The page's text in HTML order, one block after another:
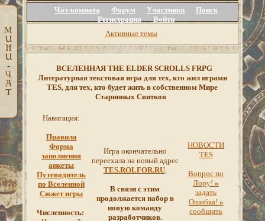
Чат-комната Форум Участники
Поиск
Регистрация
Войти
Активные темы
ВСЕЛЕННАЯ THE ELDER SCROLLS FRPG
Литературная текстовая игра для тех, кто жил играми
TES, для тех, кто будет жить в собственном Мире
Старинных Свитков
Навигация:
Правила
Форма
заполнения
анкеты
Путеводитель
по Вселенной
Сюжет игры
Численность:
Игра окончательно
переехала на новый адрес
TES.ROLFOR.RU.
В связи с этим
продолжается набор в
новую команду
разработчиков.
НОВОСТИ
TES
Вопрос по
Лору!»
задать
Ошибка! »
сообщить